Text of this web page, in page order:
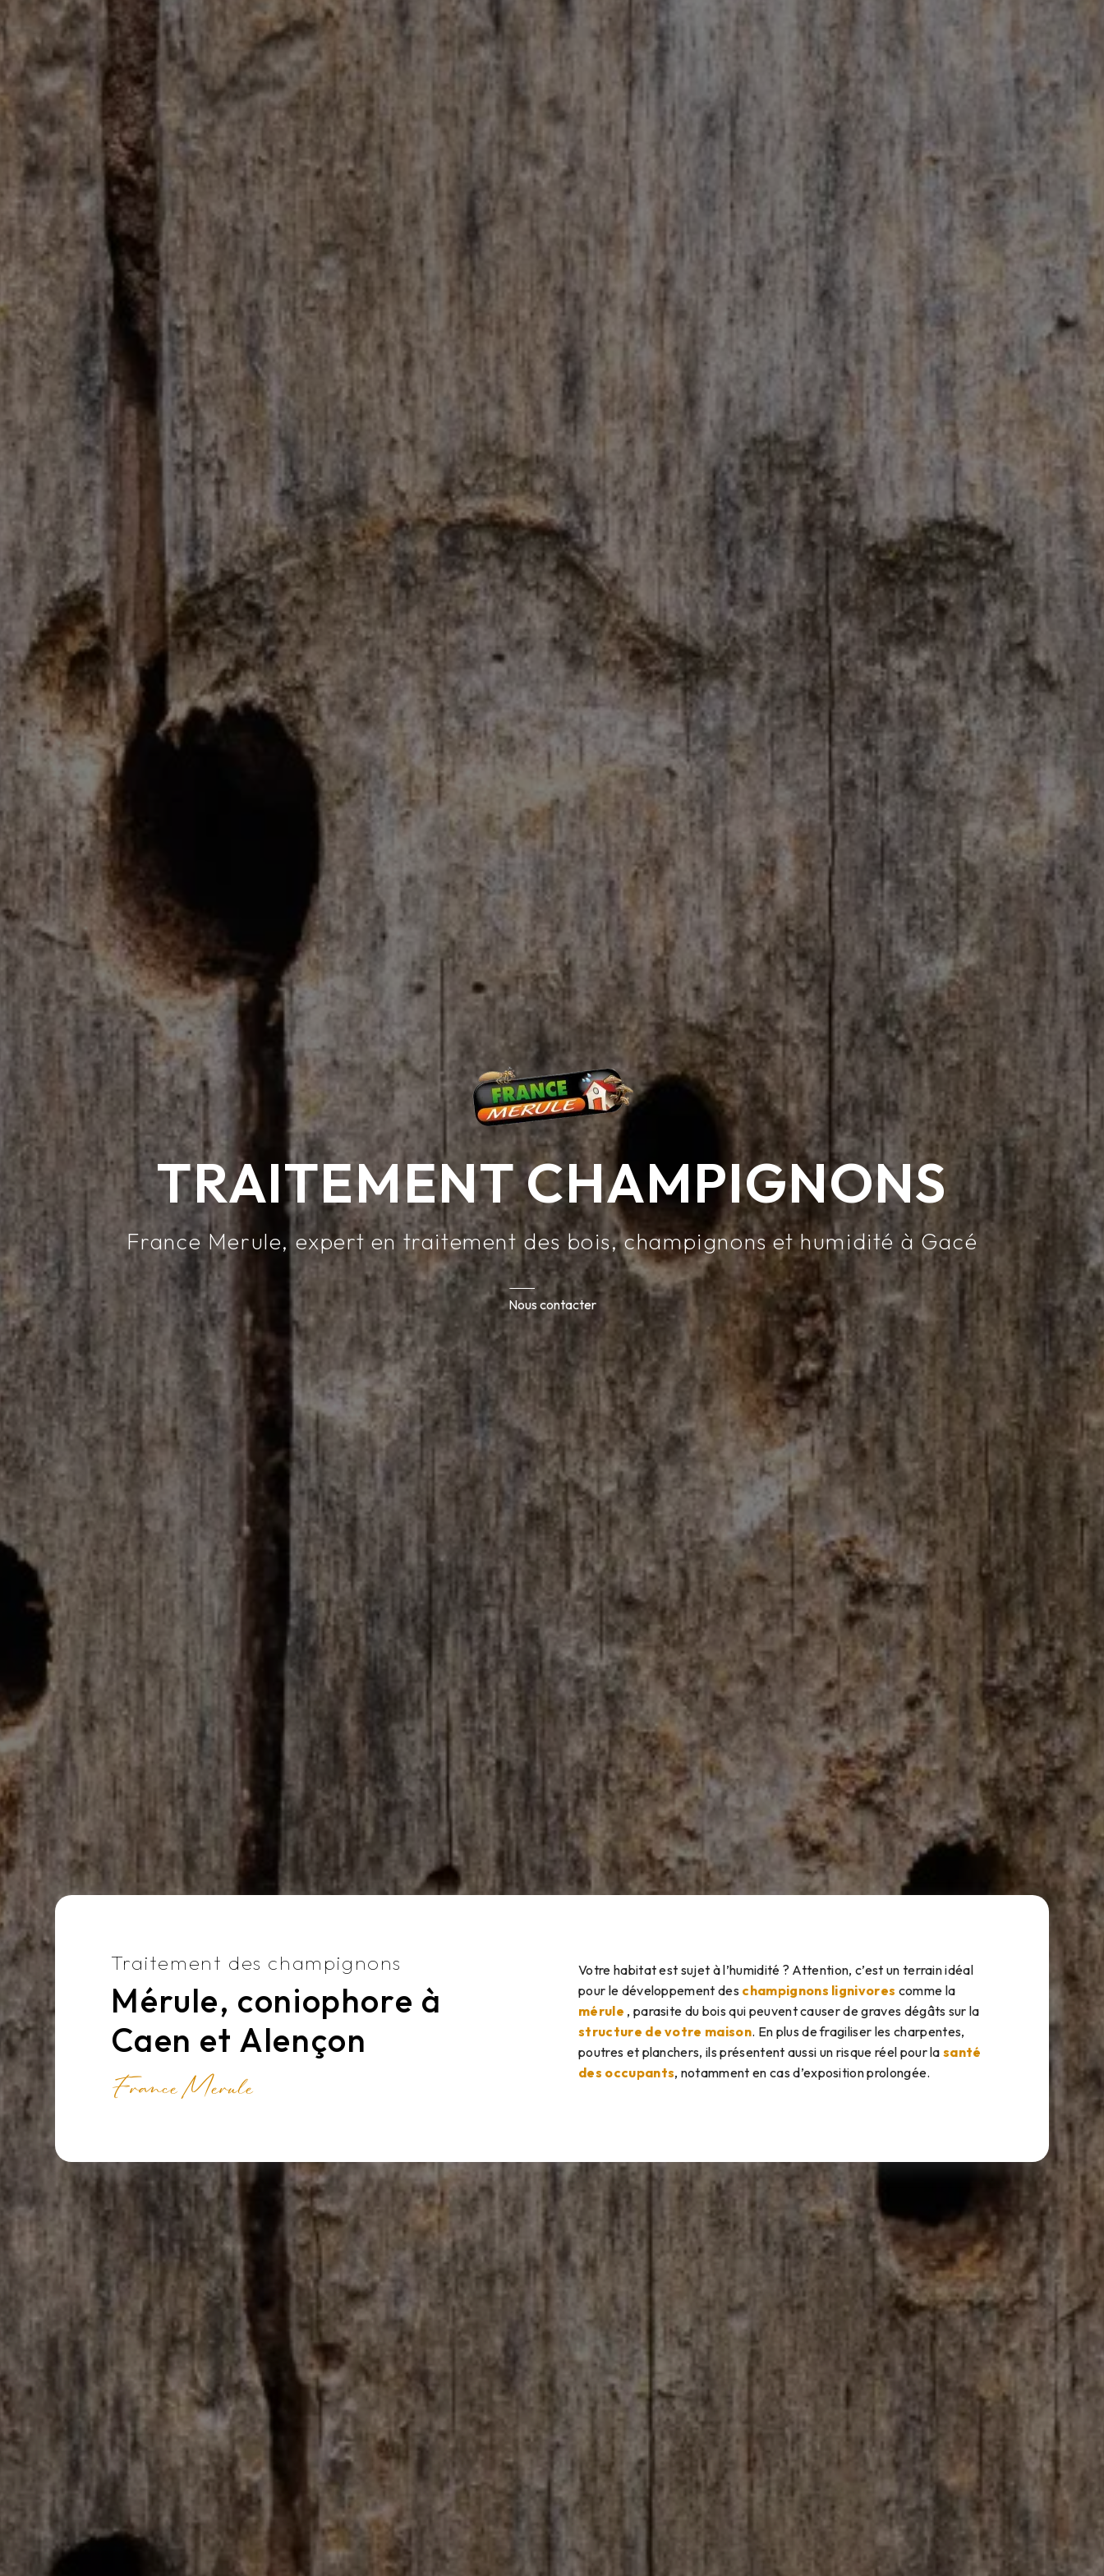
TRAITEMENT CHAMPIGNONS
France Merule, expert en traitement des bois, champignons et humidité à Gacé
Nous contacter
Traitement des champignons
Mérule, coniophore à
Caen et Alençon
France Merule
Votre habitat est sujet à l’humidité ? Attention, c’est un terrain idéal
pour le développement des champignons lignivores comme la
mérule , parasite du bois qui peuvent causer de graves dégâts sur la
structure de votre maison. En plus de fragiliser les charpentes,
poutres et planchers, ils présentent aussi un risque réel pour lasanté
des occupants, notamment en cas d’exposition prolongée.